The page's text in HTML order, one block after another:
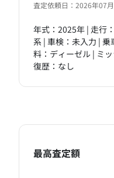
査定依頼日：2026年07
年式：2025年 | 走行
系 | 車検：未入力 |
料：ディーゼル | ミ
復歴：なし
最高査定額